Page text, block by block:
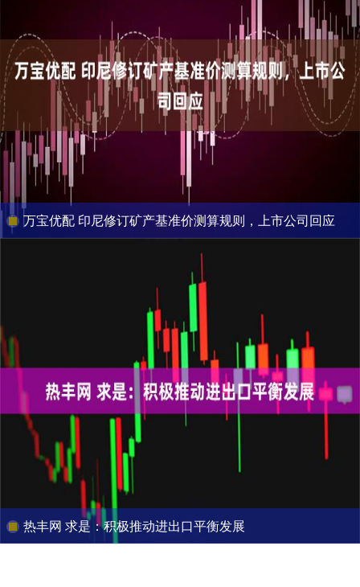
万宝优配 印尼修订矿产基准价测算规则，上市公司回应
热丰网 求是：积极推动进出口平衡发展